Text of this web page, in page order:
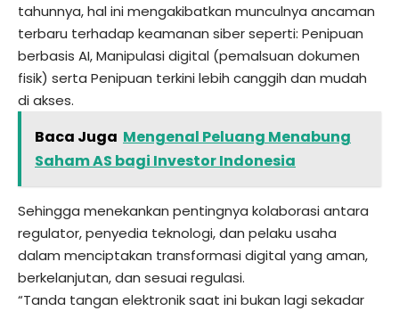
tahunnya, hal ini mengakibatkan munculnya ancaman
terbaru terhadap keamanan siber seperti: Penipuan
berbasis AI, Manipulasi digital (pemalsuan dokumen
fisik) serta Penipuan terkini lebih canggih dan mudah
di akses.
Baca Juga Mengenal Peluang Menabung
Saham AS bagi Investor Indonesia
Sehingga menekankan pentingnya kolaborasi antara
regulator, penyedia teknologi, dan pelaku usaha
dalam menciptakan transformasi digital yang aman,
berkelanjutan, dan sesuai regulasi.
“Tanda tangan elektronik saat ini bukan lagi sekadar